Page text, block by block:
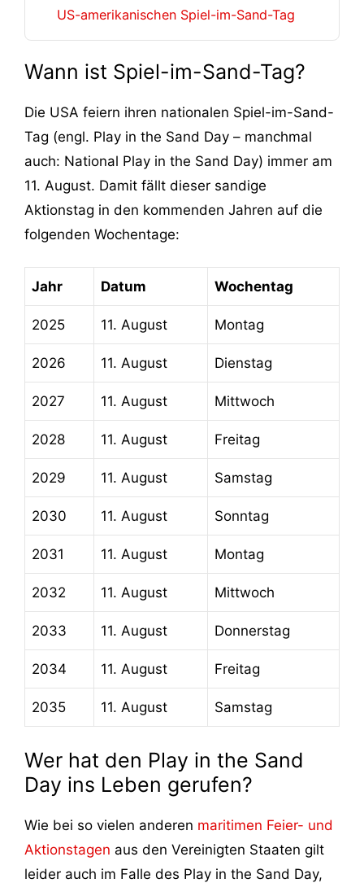
US-amerikanischen Spiel-im-Sand-Tag
Wann ist Spiel-im-Sand-Tag?
Die USA feiern ihren nationalen Spiel-im-Sand-
Tag (engl. Play in the Sand Day – manchmal
auch: National Play in the Sand Day) immer am
11. August. Damit fällt dieser sandige
Aktionstag in den kommenden Jahren auf die
folgenden Wochentage:
Jahr Datum Wochentag
2025 11. August Montag
2026 11. August Dienstag
2027 11. August Mittwoch
2028 11. August Freitag
2029 11. August Samstag
2030 11. August Sonntag
2031 11. August Montag
2032 11. August Mittwoch
2033 11. August Donnerstag
2034 11. August Freitag
2035 11. August Samstag
Wer hat den Play in the Sand
Day ins Leben gerufen?
Wie bei so vielen anderen maritimen Feier- und
Aktionstagen aus den Vereinigten Staaten gilt
leider auch im Falle des Play in the Sand Day,